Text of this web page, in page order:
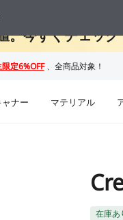
休み限定セール →→
。今すぐチェッ
ャナー マテリアル
在庫あ